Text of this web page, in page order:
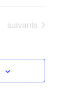
Évènements
suivants